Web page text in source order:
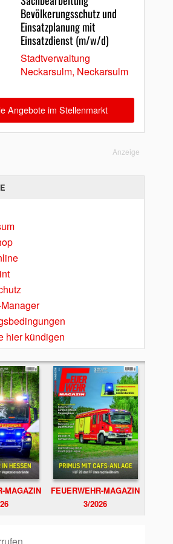
Bevölkerungsschutz und
Einsatzplanung mit
Einsatzdienst (m/w/d)
Stadtverwaltung
Neckarsulm, Neckarsulm
Angebote im Stellenmarkt
Anzeige
hier kündigen
MAGAZIN
FEUERWEHR-MAGAZIN
3/2026